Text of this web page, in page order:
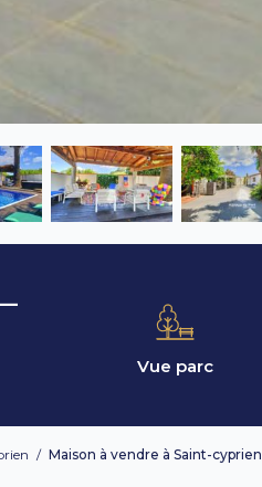
Vue parc
/ Maison à vendre à Saint-cyprien